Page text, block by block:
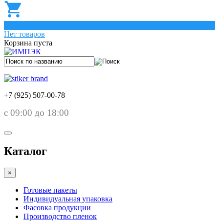
Нет товаров
Корзина пуста
+7 (925) 507-00-78
с 09:00 до 18:00
Каталог
×
Готовые пакеты
Индивидуальная упаковка
Фасовка продукции
Производство пленок